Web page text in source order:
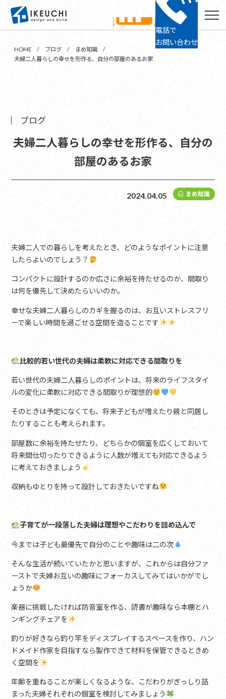
ショールーム電話で
お問い合わせ
HOME ブログ
まめ知識
夫婦二人暮らしの幸せを形作る、自分の部屋のあるお家
ブログ
夫婦二人暮らしの幸せを形作る、自分の
部屋のあるお家
2024.04.05 まめ知識
夫婦二人での暮らしを考えたとき、どのようなポイントに注意
したらよいのでしょう？
コンパクトに設計するのか広さに余裕を持たせるのか、間取り
は何を優先して決めたらいいのか。
幸せな夫婦二人暮らしのカギを握るのは、お互いストレスフリ
ーで楽しい時間を過ごせる空間を造ることです
比較的若い世代の夫婦は柔軟に対応できる間取りを
若い世代の夫婦二人暮らしのポイントは、将来のライフスタイ
ルの変化に柔軟に対応できる間取りが理想的
そのときは予定になくても、将来子どもが増えたり親と同居し
たりすることも考えられます。
部屋数に余裕を持たせたり、どちらかの個室を広くしておいて
将来間仕切ったりできるように人数が増えても対応できるよう
に考えておきましょう
収納もゆとりを持って設計しておきたいですね
子育てが一段落した夫婦は理想やこだわりを詰め込んで
今までは子ども最優先で自分のことや趣味は二の次
そんな生活が続いていたかと思いますが、これからは自分ファ
ーストで夫婦お互いの趣味にフォーカスしてみてはいかがでし
ょうか
楽器に挑戦したければ防音室を作る、読書が趣味なら本棚とハ
ンギングチェアを
釣りが好きなら釣り竿をディスプレイするスペースを作り、ハン
ドメイド作家を目指すなら製作できて材料を保管できるときめ
く空間を
年齢を重ねることが楽しくなるような、こだわりがぎっしり詰
まった夫婦それぞれの個室を検討してみましょう